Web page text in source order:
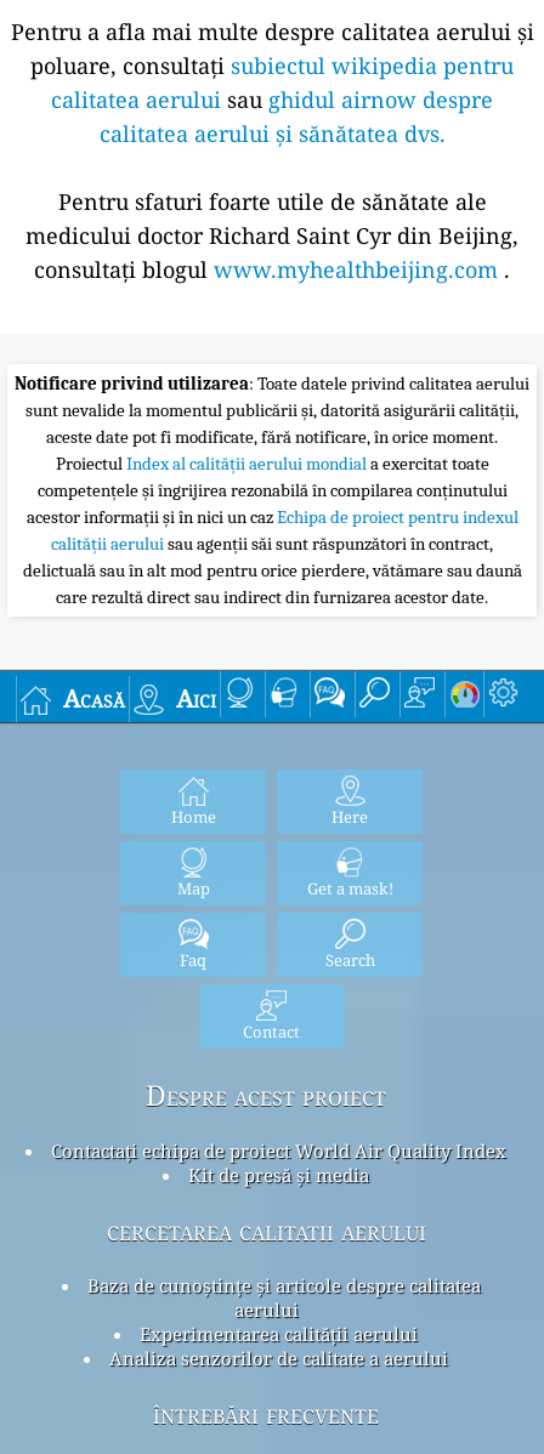
Pentru a afla mai multe despre calitatea aerului și
poluare, consultați subiectul wikipedia pentru
calitatea aerului sau ghidul airnow despre
calitatea aerului și sănătatea dvs.
Pentru sfaturi foarte utile de sănătate ale
medicului doctor Richard Saint Cyr din Beijing,
consultați blogul www.myhealthbeijing.com .
Notificare privind utilizarea: Toate datele privind calitatea aerului
sunt nevalide la momentul publicării și, datorită asigurării calității,
aceste date pot fi modificate, fără notificare, în orice moment.
ProiectulIndex al calității aerului mondiala exercitat toate
competențele și îngrijirea rezonabilă în compilarea conținutului
acestor informații și în nici un cazEchipa de proiect pentru indexul
calității aeruluisau agenții săi sunt răspunzători în contract,
delictuală sau în alt mod pentru orice pierdere, vătămare sau daună
care rezultă direct sau indirect din furnizarea acestor date.
Acasă Aici
Home Here
Map Get a mask!
Faq Search
Contact
Despre acest proiect
Contactați echipa de proiect World Air Quality Index
Kit de presă și media
cercetarea calitatii aerului
Baza de cunoștințe și articole despre calitatea
aerului
Experimentarea calității aerului
Analiza senzorilor de calitate a aerului
întrebări frecvente